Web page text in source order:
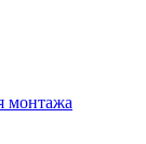
монтажа